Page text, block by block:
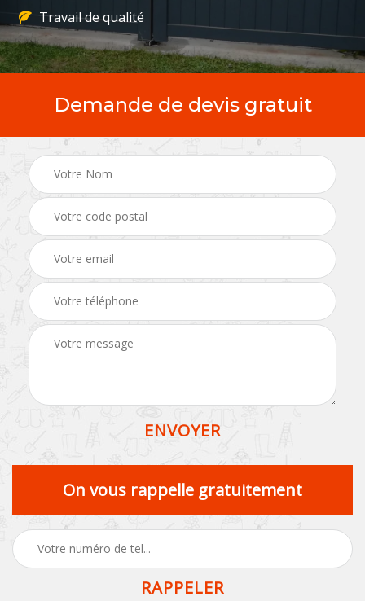
Travail de qualité
Demande de devis gratuit
On vous rappelle gratuitement